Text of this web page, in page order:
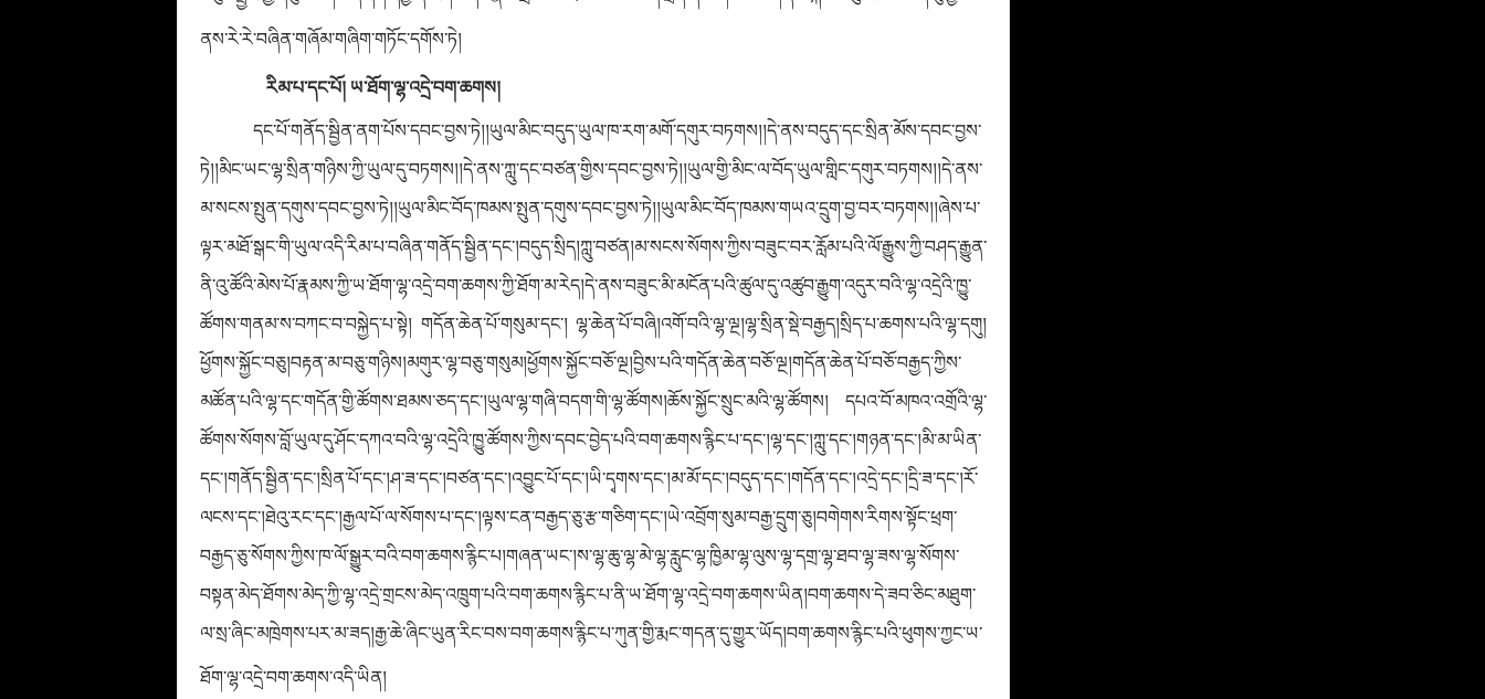
ནས་རེ་རེ་བཞིན་གཞོམ་གཞིག་གཏོང་དགོས་ཏེ།
རིམ་པ་དང་པོ། ཡ་ཐོག་ལྷ་འདྲེ་བག་ཆགས།
དང་པོ་གནོད་སྦྱིན་ནག་པོས་དབང་བྱས་ཏེ།།ཡུལ་མིང་བདུད་ཡུལ་ཁ་རག་མགོ་དགུར་བཏགས།།དེ་ནས་བདུད་དང་སྲིན་མོས་དབང་བྱས་
ཏེ།།མིང་ཡང་ལྷ་སྲིན་གཉིས་ཀྱི་ཡུལ་དུ་བཏགས།།དེ་ནས་ཀླུ་དང་བཙན་གྱིས་དབང་བྱས་ཏེ།།ཡུལ་གྱི་མིང་ལ་བོད་ཡུལ་གླིང་དགུར་བཏགས།།དེ་ནས་
མ་སངས་སྤུན་དགུས་དབང་བྱས་ཏེ།།ཡུལ་མིང་བོད་ཁམས་སྤུན་དགུས་དབང་བྱས་ཏེ།།ཡུལ་མིང་བོད་ཁམས་གཡའ་དྲུག་བྱ་བར་བཏགས།།ཞེས་པ་
ལྟར་མཐོ་སྒང་གི་ཡུལ་འདི་རིམ་པ་བཞིན་གནོད་སྦྱིན་དང་།བདུད་སྲིད།ཀླུ་བཙན།མ་སངས་སོགས་ཀྱིས་བཟུང་བར་རློམ་པའི་ལོ་རྒྱུས་ཀྱི་བཤད་རྒྱུན་
ནི་འུ་ཚོའི་མེས་པོ་རྣམས་ཀྱི་ཡ་ཐོག་ལྷ་འདྲེ་བག་ཆགས་ཀྱི་ཐོག་མ་རེད།དེ་ནས་བཟུང་མི་མངོན་པའི་ཚུལ་དུ་འཚུབ་རྒྱུག་འདུར་བའི་ལྷ་འདྲེའི་ཁྱུ་
ཚོགས་གནམ་ས་བཀང་བ་བསྐྱེད་པ་སྟེ། གདོན་ཆེན་པོ་གསུམ་དང་། ལྷ་ཆེན་པོ་བཞི།འགོ་བའི་ལྷ་ལྔ།ལྷ་སྲིན་སྡེ་བརྒྱད།སྲིད་པ་ཆགས་པའི་ལྷ་དགུ།
ཕྱོགས་སྐྱོང་བཅུ།བརྟན་མ་བཅུ་གཉིས།མགུར་ལྷ་བཅུ་གསུམ།ཕྱོགས་སྐྱོང་བཅོ་ལྔ།བྱིས་པའི་གདོན་ཆེན་བཅོ་ལྔ།གདོན་ཆེན་པོ་བཅོ་བརྒྱད་ཀྱིས་
མཚོན་པའི་ལྷ་དང་གདོན་གྱི་ཚོགས་ཐམས་ཅད་དང་།ཡུལ་ལྷ་གཞི་བདག་གི་ལྷ་ཚོགས།ཆོས་སྐྱོང་སྲུང་མའི་ལྷ་ཚོགས། དཔའ་བོ་མཁའ་འགྲོའི་ལྷ་
ཚོགས་སོགས་བློ་ཡུལ་དུ་ཤོང་དཀའ་བའི་ལྷ་འདྲེའི་ཁྱུ་ཚོགས་ཀྱིས་དབང་བྱེད་པའི་བག་ཆགས་རྙིང་པ་དང་།ལྷ་དང་།ཀླུ་དང་།གཉན་དང་།མི་མ་ཡིན་
དང་།གནོད་སྦྱིན་དང་།སྲིན་པོ་དང་།ཤ་ཟ་དང་།བཙན་དང་།འབྱུང་པོ་དང་།ཡི་དྭགས་དང་།མ་མོ་དང་།བདུད་དང་།གདོན་དང་།འདྲེ་དང་།དྲི་ཟ་དང་།རོ་
ལངས་དང་།ཐེའུ་རང་དང་།རྒྱལ་པོ་ལ་སོགས་པ་དང་།ལྟས་ངན་བརྒྱད་ཅུ་རྩ་གཅིག་དང་།ཡེ་འབྲོག་སུམ་བརྒྱ་དྲུག་ཅུ།བགེགས་རིགས་སྟོང་ཕྲག་
བརྒྱད་ཅུ་སོགས་ཀྱིས་ཁ་ལོ་སྒྱུར་བའི་བག་ཆགས་རྙིང་པ།གཞན་ཡང་།ས་ལྷ་ཆུ་ལྷ་མེ་ལྷ་རླུང་ལྷ་ཁྱིམ་ལྷ་ལུས་ལྷ་དགྲ་ལྷ་ཐབ་ལྷ་ཟས་ལྷ་སོགས་
བསྟན་མེད་ཐོགས་མེད་ཀྱི་ལྷ་འདྲེ་གྲངས་མེད་འཁྲུག་པའི་བག་ཆགས་རྙིང་པ་ནི་ཡ་ཐོག་ལྷ་འདྲེ་བག་ཆགས་ཡིན།བག་ཆགས་དེ་ཟབ་ཅིང་མཐུག་
ལ་སྲ་ཞིང་མཁྲེགས་པར་མ་ཟད།རྒྱ་ཆེ་ཞིང་ཡུན་རིང་བས་བག་ཆགས་རྙིང་པ་ཀུན་གྱི་རྨང་གདན་དུ་གྱུར་ཡོད།བག་ཆགས་རྙིང་པའི་ཕུགས་ཀྱང་ཡ་
ཐོག་ལྷ་འདྲེ་བག་ཆགས་འདི་ཡིན།